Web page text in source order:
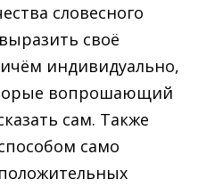
словесного
своё
индивидуально,
вопрошающий
сам. Также
само